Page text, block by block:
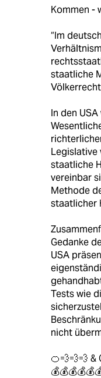
Kommen -
“Im
staatliche
In den
Legislative
staatliche
vereinbar
Methode
staatlicher
Gedanke
USA
Tests wie
nicht
🍊💨💨💨 &